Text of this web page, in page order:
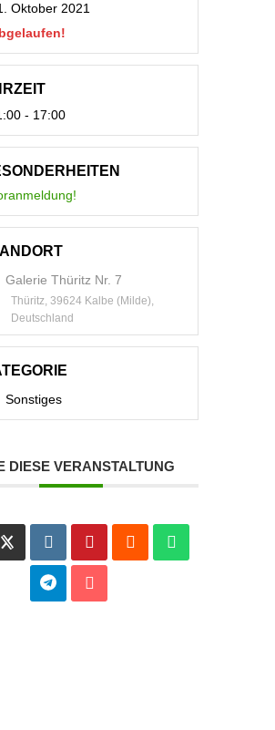
Oktober 2021
- 17:00
Galerie Thüritz Nr. 7
Thüritz, 39624 Kalbe (Milde),
Deutschland
Sonstiges
DIESE VERANSTALTUNG